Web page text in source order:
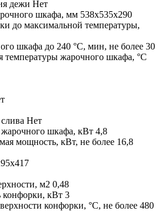
дежи Нет
шкафа, мм 538x535x290
до максимальной температуры,
шкафа до 240 °C, мин, не более 30
температуры жарочного шкафа, °C
Нет
шкафа, кВт 4,8
мощность, кВт, не более 16,8
м2 0,48
конфорки, кВт 3
конфорки, °C, не более 480